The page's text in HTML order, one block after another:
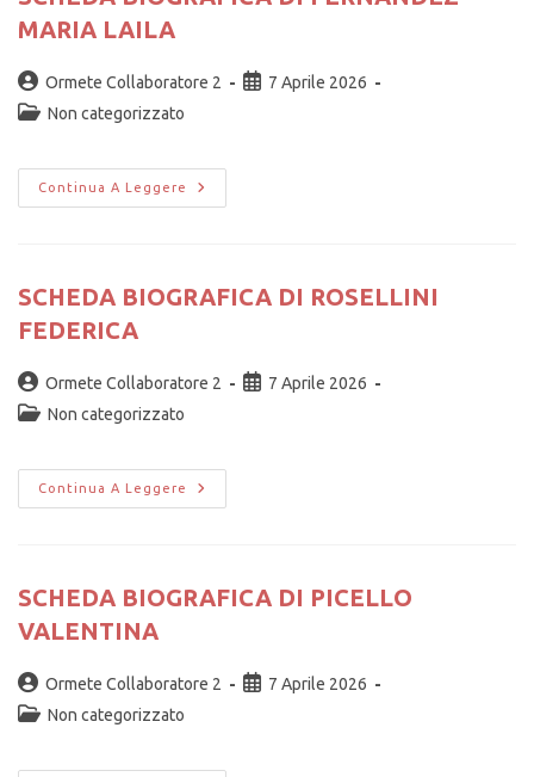
MARIA LAILA
Ormete Collaboratore 2
7 Aprile 2026
Non categorizzato
Continua A Leggere
SCHEDA BIOGRAFICA DI ROSELLINI
FEDERICA
Ormete Collaboratore 2
7 Aprile 2026
Non categorizzato
Continua A Leggere
SCHEDA BIOGRAFICA DI PICELLO
VALENTINA
Ormete Collaboratore 2
7 Aprile 2026
Non categorizzato